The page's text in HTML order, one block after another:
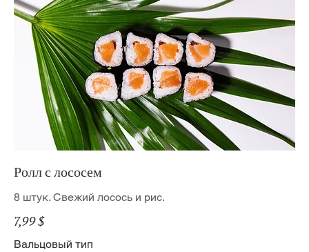
Ролл с лососем
8 штук. Свежий лосось и рис.
7,99 $
Вальцовый тип